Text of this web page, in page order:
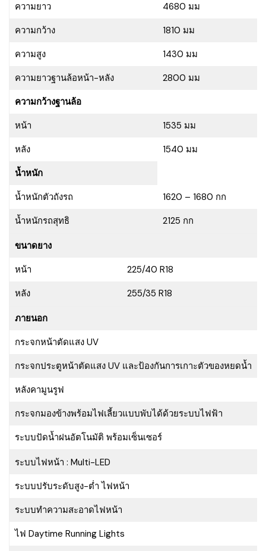
ความยาว
4680 มม
ความกว้าง
1810 มม
ความสูง
1430 มม
ความยาวฐานล้อหน้า-หลัง
2800 มม
ความกว้างฐานล้อ
หน้า
1535 มม
หลัง
1540 มม
น้ำหนัก
น้ำหนักตัวถังรถ
1620 – 1680 กก
น้ำหนักรถสุทธิ
2125 กก
ขนาดยาง
หน้า
225/40 R18
หลัง
255/35 R18
ภายนอก
กระจกหน้าตัดแสง UV
กระจกประตูหน้าตัดแสง UV และป้องกันการเกาะตัวของหยดน้ำ
หลังคามูนรูฟ
กระจกมองข้างพร้อมไฟเลี้ยวแบบพับได้ด้วยระบบไฟฟ้า
ระบบปัดน้ำฝนอัตโนมัติ พร้อมเซ็นเซอร์
ระบบไฟหน้า : Multi-LED
ระบบปรับระดับสูง-ต่ำ ไฟหน้า
ระบบทำความสะอาดไฟหน้า
ไฟ Daytime Running Lights